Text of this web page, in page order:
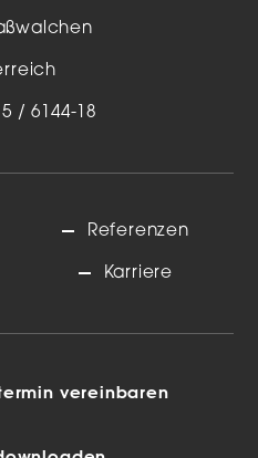
/ 6144-18
Referenzen
Karriere
vereinbaren